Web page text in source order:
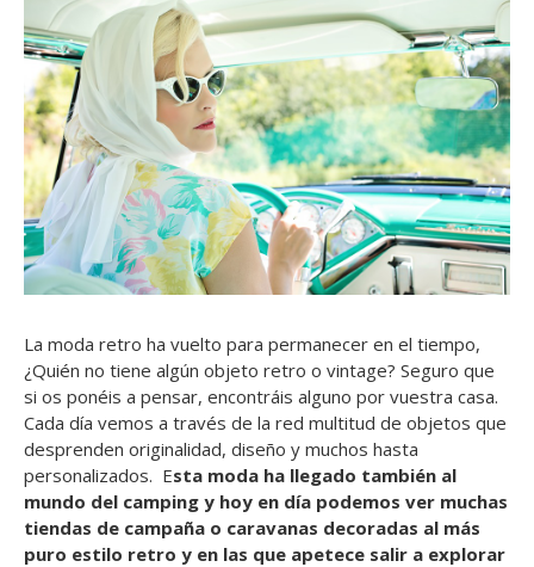
La moda retro ha vuelto para permanecer en el tiempo,
¿Quién no tiene algún objeto retro o vintage? Seguro que
si os ponéis a pensar, encontráis alguno por vuestra casa.
Cada día vemos a través de la red multitud de objetos que
desprenden originalidad, diseño y muchos hasta
personalizados. Esta moda ha llegado también al
mundo del camping y hoy en día podemos ver muchas
tiendas de campaña o caravanas decoradas al más
puro estilo retro y en las que apetece salir a explorar